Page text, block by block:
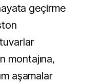
geçirme
montajına,
aşamalar